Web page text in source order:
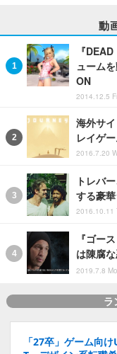
動
『
ューム
ON
2014.12.5
海外サ
レイゲ
2016.7.20
トレバ
する豪
2016.10.11
『ゴー
は陳腐
2019.7.8
ラ
「27卒」ゲーム向